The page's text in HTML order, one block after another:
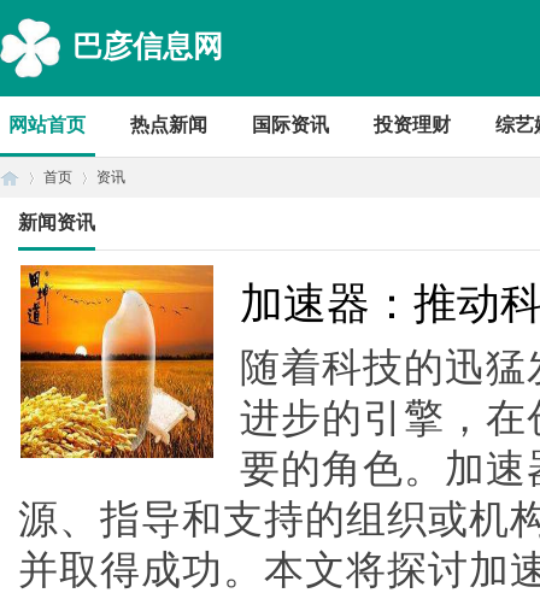
巴彦信息网
网站首页 热点新闻 国际资讯 投资理财 综艺
›
首页
›
资讯
新闻资讯
加速器：推动
随着科技的迅
进步的引擎，
要的角色。加
源、指导和支持的组织或机
并取得成功。本文将探讨加